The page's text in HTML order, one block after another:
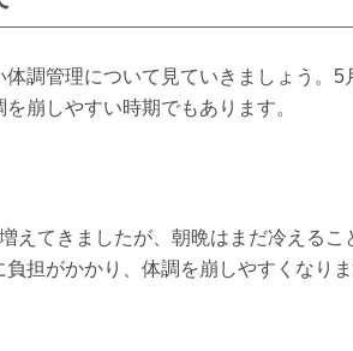
調管理について見ていきましょう。
崩しやすい時期でもあります。
えてきましたが、朝晩はまだ冷える
担がかかり、体調を崩しやすくなりま